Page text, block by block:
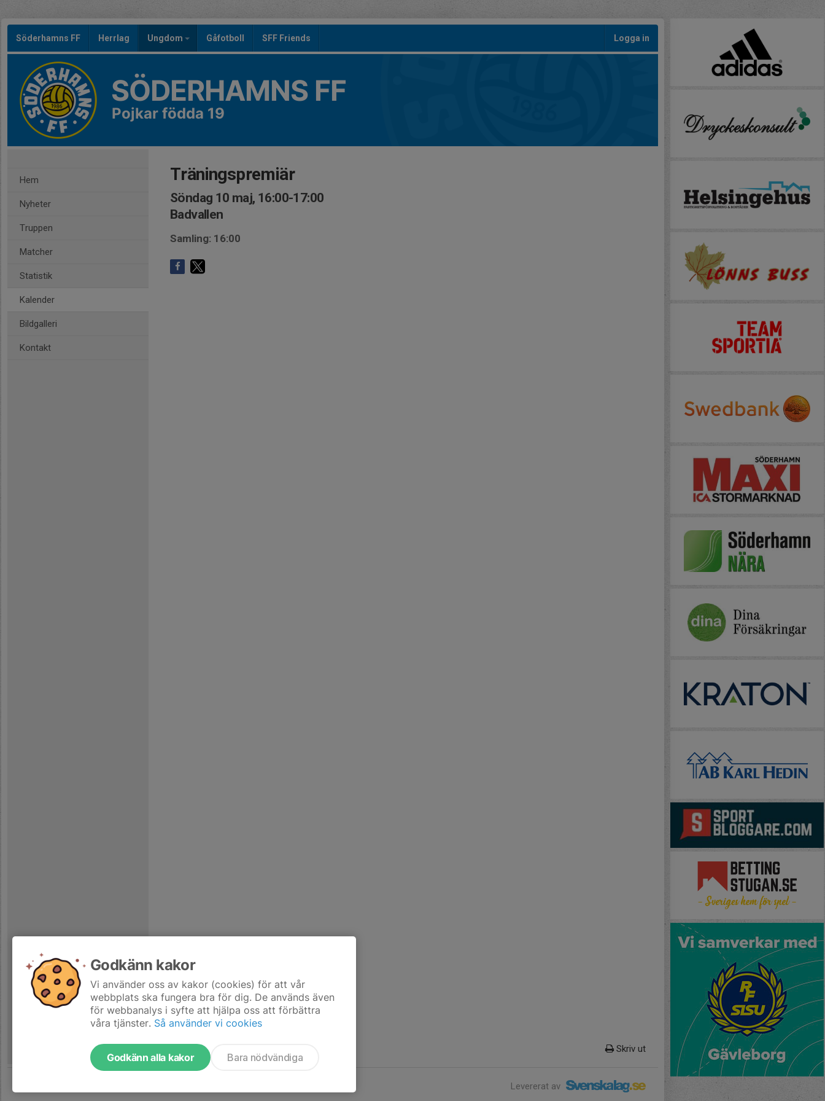
Söderhamns FF Herrlag Ungdom Gåfotboll SFF Friends Logga in
SÖDERHAMNS FF
Pojkar födda 19
Hem
Nyheter
Truppen
Matcher
Statistik
Kalender
Bildgalleri
Kontakt
Träningspremiär
Söndag 10 maj, 16:00-17:00
Badvallen
Samling: 16:00
Skriv ut
Levererat av
Godkänn kakor
Vi använder oss av kakor (cookies) för att vår
webbplats ska fungera bra för dig. De används även
för webbanalys i syfte att hjälpa oss att förbättra
våra tjänster. Så använder vi cookies
Godkänn alla kakor Bara nödvändiga